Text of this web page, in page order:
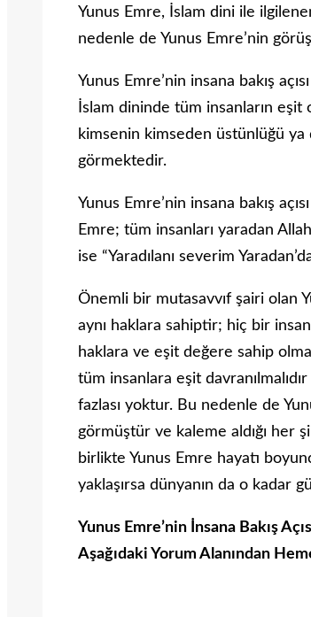
Yunus Emre, İslam dini ile
nedenle de Yunus Emre’nin
Yunus Emre’nin insana bakış
İslam dininde tüm insanların eşit
kimsenin kimseden üstünlüğü ya
görmektedir.
Yunus Emre’nin insana bakış
Emre; tüm insanları yaradan
ise “Yaradılanı severim
Önemli bir mutasavvıf şairi olan
aynı haklara sahiptir; hiç bir
haklara ve eşit değere sahip
tüm insanlara eşit
fazlası yoktur. Bu nedenle de
görmüştür ve kaleme aldığı her
birlikte Yunus Emre hayatı
yaklaşırsa dünyanın da o kadar
Yunus Emre’nin İnsana Bakış
Aşağıdaki Yorum Alanından